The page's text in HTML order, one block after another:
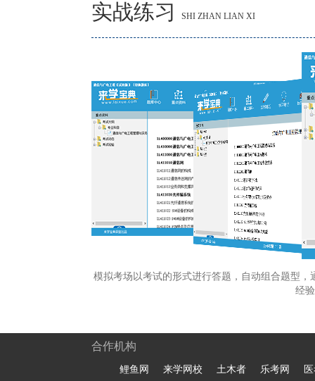
实战练习 SHI ZHAN LIAN XI
模拟考场以考试的形式进行答题，自动组合题型
经
合作机构
鲤鱼网 来学网校 土木者 乐考网